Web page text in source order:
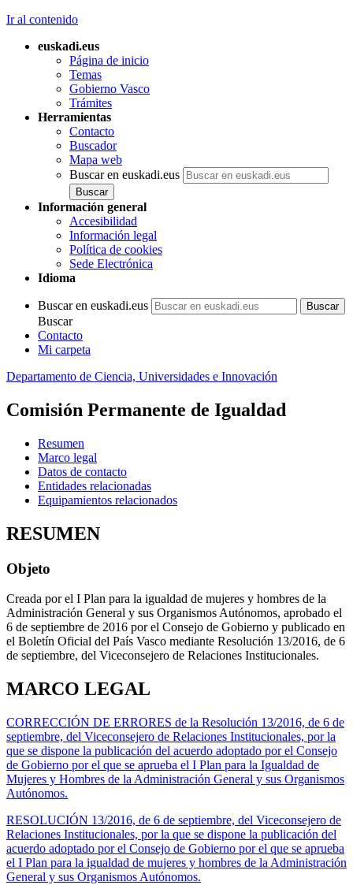
Ir al contenido
euskadi.eus
Página de inicio
Temas
Gobierno Vasco
Trámites
Herramientas
Contacto
Buscador
Mapa web
Buscar en euskadi.eus
Información general
Accesibilidad
Información legal
Política de cookies
Sede Electrónica
Idioma
Buscar en euskadi.eus
Buscar
Contacto
Mi carpeta
Departamento de Ciencia, Universidades e Innovación
Comisión Permanente de Igualdad
Resumen
Marco legal
Datos de contacto
Entidades relacionadas
Equipamientos relacionados
RESUMEN
Objeto
Creada por el I Plan para la igualdad de mujeres y hombres de la
Administración General y sus Organismos Autónomos, aprobado el
6 de septiembre de 2016 por el Consejo de Gobierno y publicado en
el Boletín Oficial del País Vasco mediante Resolución 13/2016, de 6
de septiembre, del Viceconsejero de Relaciones Institucionales.
MARCO LEGAL
CORRECCIÓN DE ERRORES de la Resolución 13/2016, de 6 de
septiembre, del Viceconsejero de Relaciones Institucionales, por la
que se dispone la publicación del acuerdo adoptado por el Consejo
de Gobierno por el que se aprueba el I Plan para la Igualdad de
Mujeres y Hombres de la Administración General y sus Organismos
Autónomos.
RESOLUCIÓN 13/2016, de 6 de septiembre, del Viceconsejero de
Relaciones Institucionales, por la que se dispone la publicación del
acuerdo adoptado por el Consejo de Gobierno por el que se aprueba
el I Plan para la igualdad de mujeres y hombres de la Administración
General y sus Organismos Autónomos.